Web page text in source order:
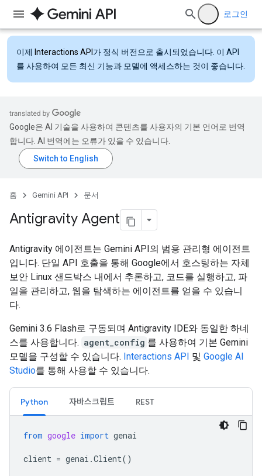
로그인
이제 Interactions API 가 정식 버전으로 출시되었습니다. 이 API
를 사용하여 모든 최신 기능과 모델에 액세스하는 것이 좋습니다.
Google은 AI 기술을 사용하여 콘텐츠를 사용자의 기본 언어로 번역
합니다. AI 번역에는 오류가 있을 수 있습니다.
홈 Gemini API 문서
Antigravity Agent
Antigravity 에이전트는 Gemini API의 범용 관리형 에이전트
입니다. 단일 API 호출을 통해 Google에서 호스팅하는 자체
보안 Linux 샌드박스 내에서 추론하고, 코드를 실행하고, 파
일을 관리하고, 웹을 탐색하는 에이전트를 얻을 수 있습니
다.
Gemini 3.6 Flash로 구동되며 Antigravity IDE와 동일한 하네
스를 사용합니다. agent_config 를 사용하여 기본 Gemini
모델을 구성할 수 있습니다. Interactions API 및 Google AI
Studio를 통해 사용할 수 있습니다.
Python 자바스크립트 REST
from google import genai
client = genai .Client()